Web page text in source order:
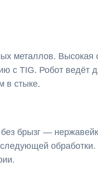
металлов. Высокая
с TIG. Робот
в стыке.
брызг —
обработки.